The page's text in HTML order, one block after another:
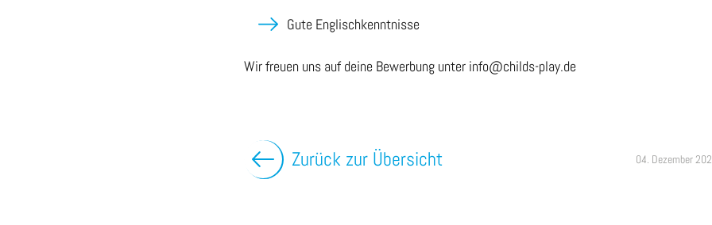
Gute Englischkenntnisse
Wir freuen uns auf deine Bewerbung unter info@childs-play.de
Zurück zur Übersicht 04. Dezember